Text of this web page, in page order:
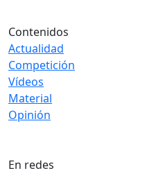
Contenidos
Actualidad
Competición
Vídeos
Material
Opinión
En redes